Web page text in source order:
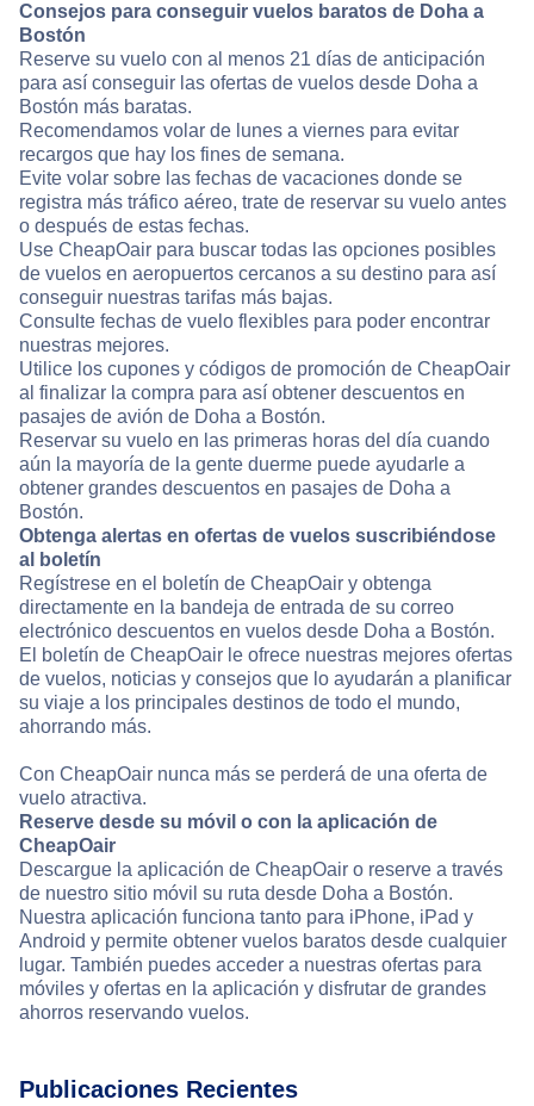
Consejos para conseguir vuelos baratos de Doha a
Bostón
Reserve su vuelo con al menos 21 días de anticipación
para así conseguir las ofertas de vuelos desde Doha a
Bostón más baratas.
Recomendamos volar de lunes a viernes para evitar
recargos que hay los fines de semana.
Evite volar sobre las fechas de vacaciones donde se
registra más tráfico aéreo, trate de reservar su vuelo antes
o después de estas fechas.
Use CheapOair para buscar todas las opciones posibles
de vuelos en aeropuertos cercanos a su destino para así
conseguir nuestras tarifas más bajas.
Consulte fechas de vuelo flexibles para poder encontrar
nuestras mejores.
Utilice los cupones y códigos de promoción de CheapOair
al finalizar la compra para así obtener descuentos en
pasajes de avión de Doha a Bostón.
Reservar su vuelo en las primeras horas del día cuando
aún la mayoría de la gente duerme puede ayudarle a
obtener grandes descuentos en pasajes de Doha a
Bostón.
Obtenga alertas en ofertas de vuelos suscribiéndose
al boletín
Regístrese en el boletín de CheapOair y obtenga
directamente en la bandeja de entrada de su correo
electrónico descuentos en vuelos desde Doha a Bostón.
El boletín de CheapOair le ofrece nuestras mejores ofertas
de vuelos, noticias y consejos que lo ayudarán a planificar
su viaje a los principales destinos de todo el mundo,
ahorrando más.
Con CheapOair nunca más se perderá de una oferta de
vuelo atractiva.
Reserve desde su móvil o con la aplicación de
CheapOair
Descargue la aplicación de CheapOair o reserve a través
de nuestro sitio móvil su ruta desde Doha a Bostón.
Nuestra aplicación funciona tanto para iPhone, iPad y
Android y permite obtener vuelos baratos desde cualquier
lugar. También puedes acceder a nuestras ofertas para
móviles y ofertas en la aplicación y disfrutar de grandes
ahorros reservando vuelos.
Publicaciones Recientes